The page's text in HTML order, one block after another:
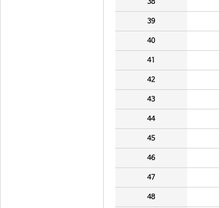
39
40
41
42
43
44
45
46
47
48